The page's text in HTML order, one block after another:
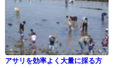
アサリを効率よく大量に採る方